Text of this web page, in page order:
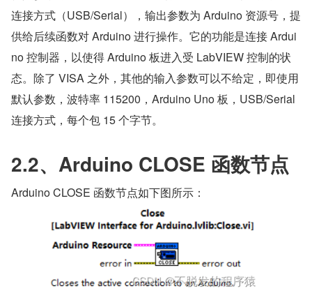
连接方式（USB/Serial），输出参数为 Arduino 资源号，提
供给后续函数对 Arduino 进行操作。它的功能是连接 Ardui
no 控制器，以使得 Arduino 板进入受 LabVIEW 控制的状
态。除了 VISA 之外，其他的输入参数可以不给定，即使用
默认参数，波特率 115200，Arduino Uno 板，USB/Serial
连接方式，每个包 15 个字节。
2.2、Arduino CLOSE 函数节点
Arduino CLOSE 函数节点如下图所示：